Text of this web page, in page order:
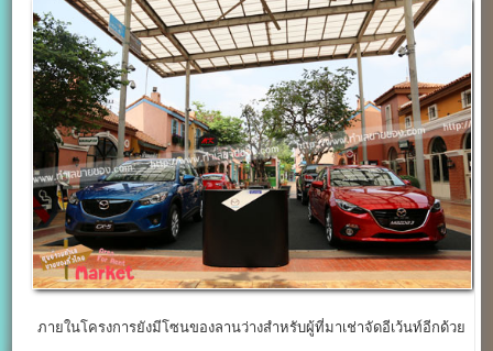
ภายในโครงการยังมีโซนของลานว่างสำหรับผู้ที่มาเช่าจัดอีเว้นท์อีกด้วย